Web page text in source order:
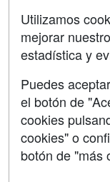
más que sus
Utilizamos
mejorar
estadística y
Puedes
el botón de
cookies
cookies" o
botón de "más